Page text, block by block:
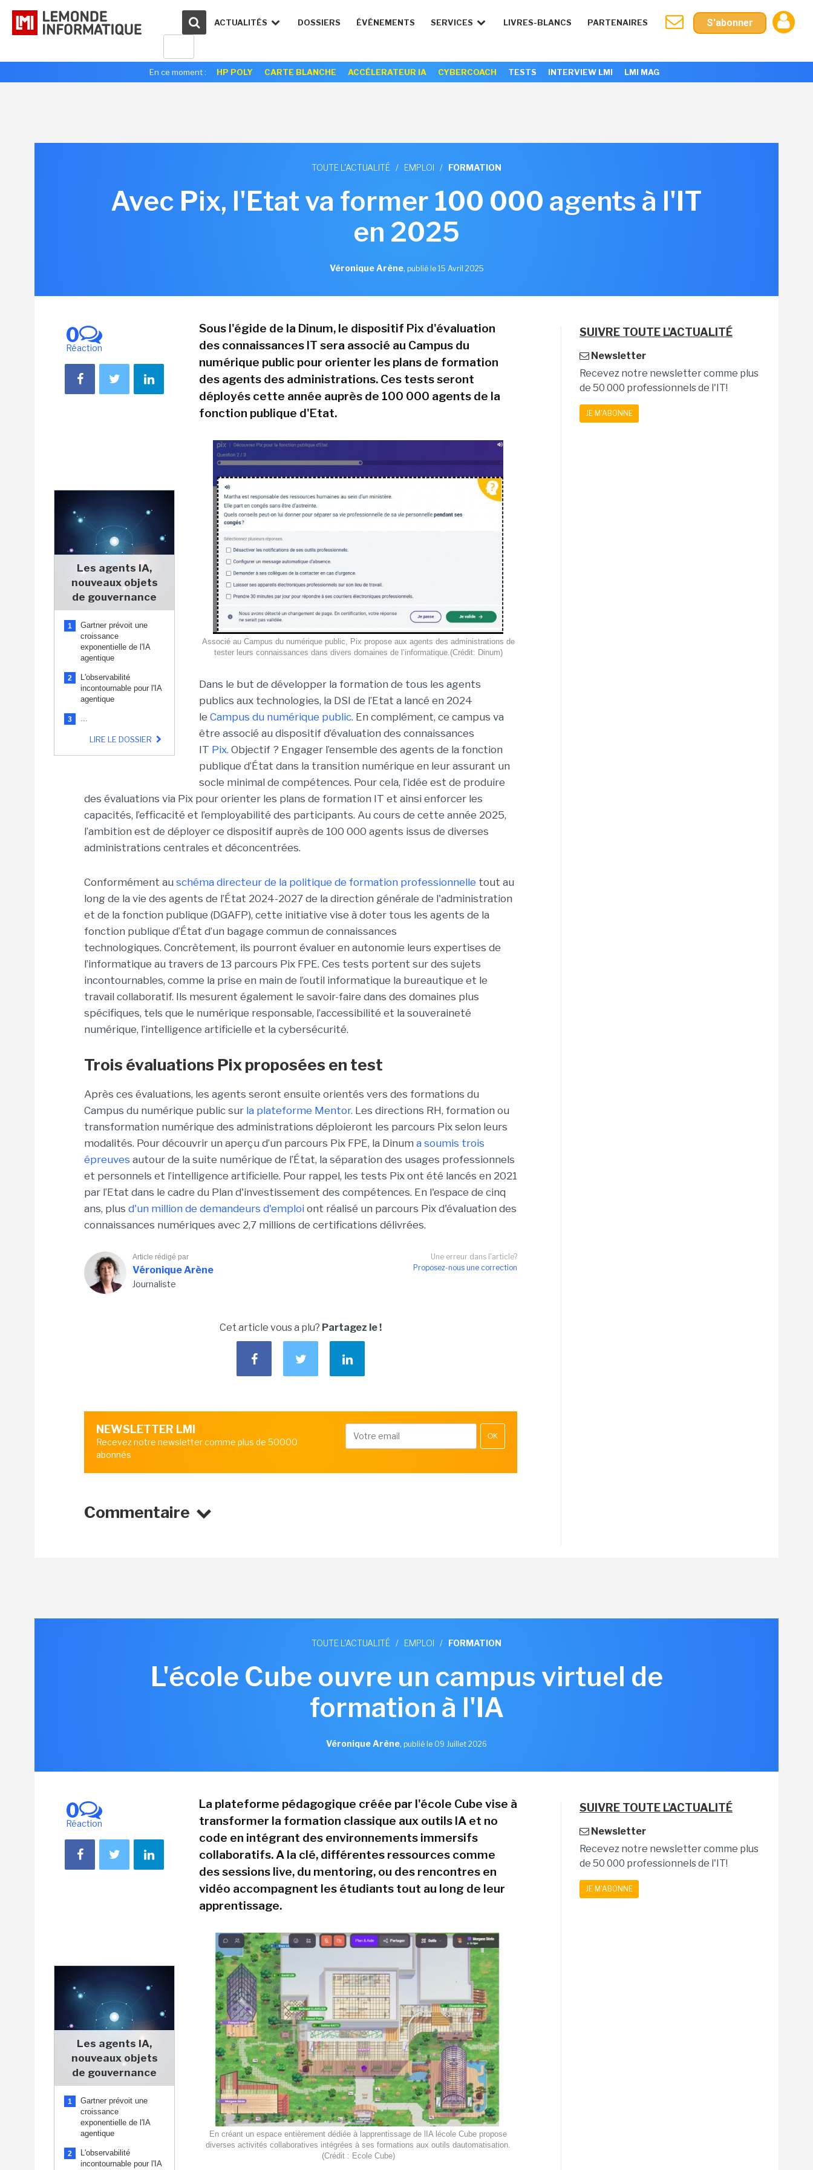
ACTUALITÉS DOSSIERS ÉVÉNEMENTS SERVICES LIVRES-BLANCS PARTENAIRES S'abonner
En ce moment : HP POLY CARTE BLANCHE ACCÉLERATEUR IA CYBERCOACH TESTS INTERVIEW LMI LMI MAG
TOUTE L'ACTUALITÉ / EMPLOI / FORMATION
Avec Pix, l'Etat va former 100 000 agents à l'IT
en 2025
Véronique Arène, publié le 15 Avril 2025
0
Réaction
Les agents IA,
nouveaux objets
de gouvernance
1
Gartner prévoit une
croissance
exponentielle de l'IA
agentique
2
L'observabilité
incontournable pour l'IA
agentique
3 ...
LIRE LE DOSSIER
Sous l'égide de la Dinum, le dispositif Pix d'évaluation
des connaissances IT sera associé au Campus du
numérique public pour orienter les plans de formation
des agents des administrations. Ces tests seront
déployés cette année auprès de 100 000 agents de la
fonction publique d'Etat.
Associé au Campus du numérique public, Pix propose aux agents des administrations de
tester leurs connaissances dans divers domaines de l’informatique.(Crédit: Dinum)
Dans le but de développer la formation de tous les agents
publics aux technologies, la DSI de l’Etat a lancé en 2024
le Campus du numérique public. En complément, ce campus va
être associé au dispositif d’évaluation des connaissances
IT Pix. Objectif ? Engager l’ensemble des agents de la fonction
publique d’État dans la transition numérique en leur assurant un
socle minimal de compétences. Pour cela, l’idée est de produire
des évaluations via Pix pour orienter les plans de formation IT et ainsi enforcer les
capacités, l’efficacité et l’employabilité des participants. Au cours de cette année 2025,
l’ambition est de déployer ce dispositif auprès de 100 000 agents issus de diverses
administrations centrales et déconcentrées.
Conformément au schéma directeur de la politique de formation professionnelle tout au
long de la vie des agents de l’État 2024-2027 de la direction générale de l'administration
et de la fonction publique (DGAFP), cette initiative vise à doter tous les agents de la
fonction publique d’État d’un bagage commun de connaissances
technologiques. Concrètement, ils pourront évaluer en autonomie leurs expertises de
l’informatique au travers de 13 parcours Pix FPE. Ces tests portent sur des sujets
incontournables, comme la prise en main de l’outil informatique la bureautique et le
travail collaboratif. Ils mesurent également le savoir-faire dans des domaines plus
spécifiques, tels que le numérique responsable, l’accessibilité et la souveraineté
numérique, l’intelligence artificielle et la cybersécurité.
Trois évaluations Pix proposées en test
Après ces évaluations, les agents seront ensuite orientés vers des formations du
Campus du numérique public sur la plateforme Mentor. Les directions RH, formation ou
transformation numérique des administrations déploieront les parcours Pix selon leurs
modalités. Pour découvrir un aperçu d’un parcours Pix FPE, la Dinum a soumis trois
épreuves autour de la suite numérique de l’État, la séparation des usages professionnels
et personnels et l’intelligence artificielle. Pour rappel, les tests Pix ont été lancés en 2021
par l’Etat dans le cadre du Plan d'investissement des compétences. En l'espace de cinq
ans, plus d'un million de demandeurs d'emploi ont réalisé un parcours Pix d'évaluation des
connaissances numériques avec 2,7 millions de certifications délivrées.
Une erreur dans l'article?
Proposez-nous une correction
Article rédigé par
Véronique Arène
Journaliste
Cet article vous a plu? Partagez le !
NEWSLETTER LMI
Recevez notre newsletter comme plus de 50000
abonnés
OK
Commentaire
SUIVRE TOUTE L'ACTUALITÉ
Newsletter
Recevez notre newsletter comme plus
de 50 000 professionnels de l'IT!
JE M'ABONNE
TOUTE L'ACTUALITÉ / EMPLOI / FORMATION
L'école Cube ouvre un campus virtuel de
formation à l'IA
Véronique Arène, publié le 09 Juillet 2026
0
Réaction
Les agents IA,
nouveaux objets
de gouvernance
1
Gartner prévoit une
croissance
exponentielle de l'IA
agentique
2
L'observabilité
incontournable pour l'IA
La plateforme pédagogique créée par l'école Cube vise à
transformer la formation classique aux outils IA et no
code en intégrant des environnements immersifs
collaboratifs. A la clé, différentes ressources comme
des sessions live, du mentoring, ou des rencontres en
vidéo accompagnent les étudiants tout au long de leur
apprentissage.
En créant un espace entièrement dédiée à lapprentissage de lIA lécole Cube propose
diverses activités collaboratives intégrées à ses formations aux outils dautomatisation.
(Crédit : Ecole Cube)
SUIVRE TOUTE L'ACTUALITÉ
Newsletter
Recevez notre newsletter comme plus
de 50 000 professionnels de l'IT!
JE M'ABONNE